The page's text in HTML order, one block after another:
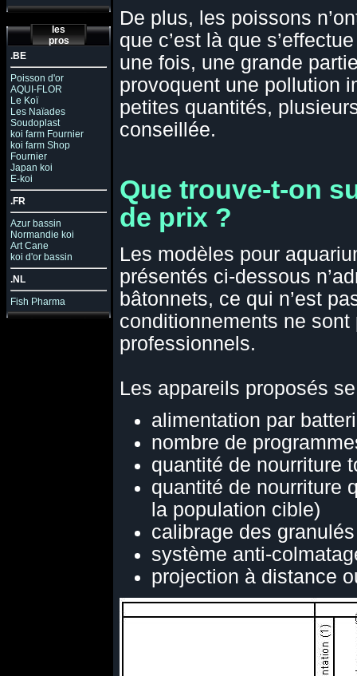
les
pros
.BE
Poisson d'or
AQUI-FLOR
Le Koï
Les Naïades
Soudoplast
koi farm Fournier
koi farm Shop
Fournier
Japan koi
E-koi
.FR
Azur bassin
Normandie koi
Art Cane
koi d'or bassin
.NL
Fish Pharma
De plus, les poissons
que c’est là que
une fois, une grande
provoquent une pollution
petites quantités,
conseillée.
Que trouve-t-on
de prix ?
Les modèles pour
présentés ci-dessous
bâtonnets, ce qui n’est
conditionnements ne
professionnels.
Les appareils proposés
alimentation par
nombre de
quantité de nourriture
quantité de nourriture
la population cible)
calibrage des
système anti-
projection à distance